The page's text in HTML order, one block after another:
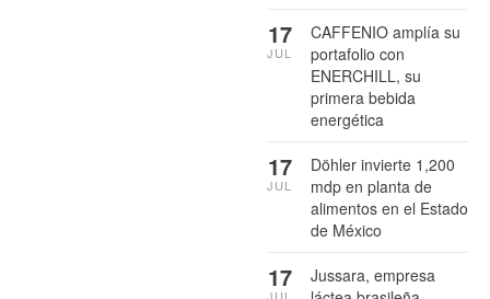
CAFFENIO amplía su
portafolio con
ENERCHILL, su
primera bebida
energética
17
JUL
Döhler invierte 1,200
mdp en planta de
alimentos en el Estado
de México
17
JUL
Jussara, empresa
17